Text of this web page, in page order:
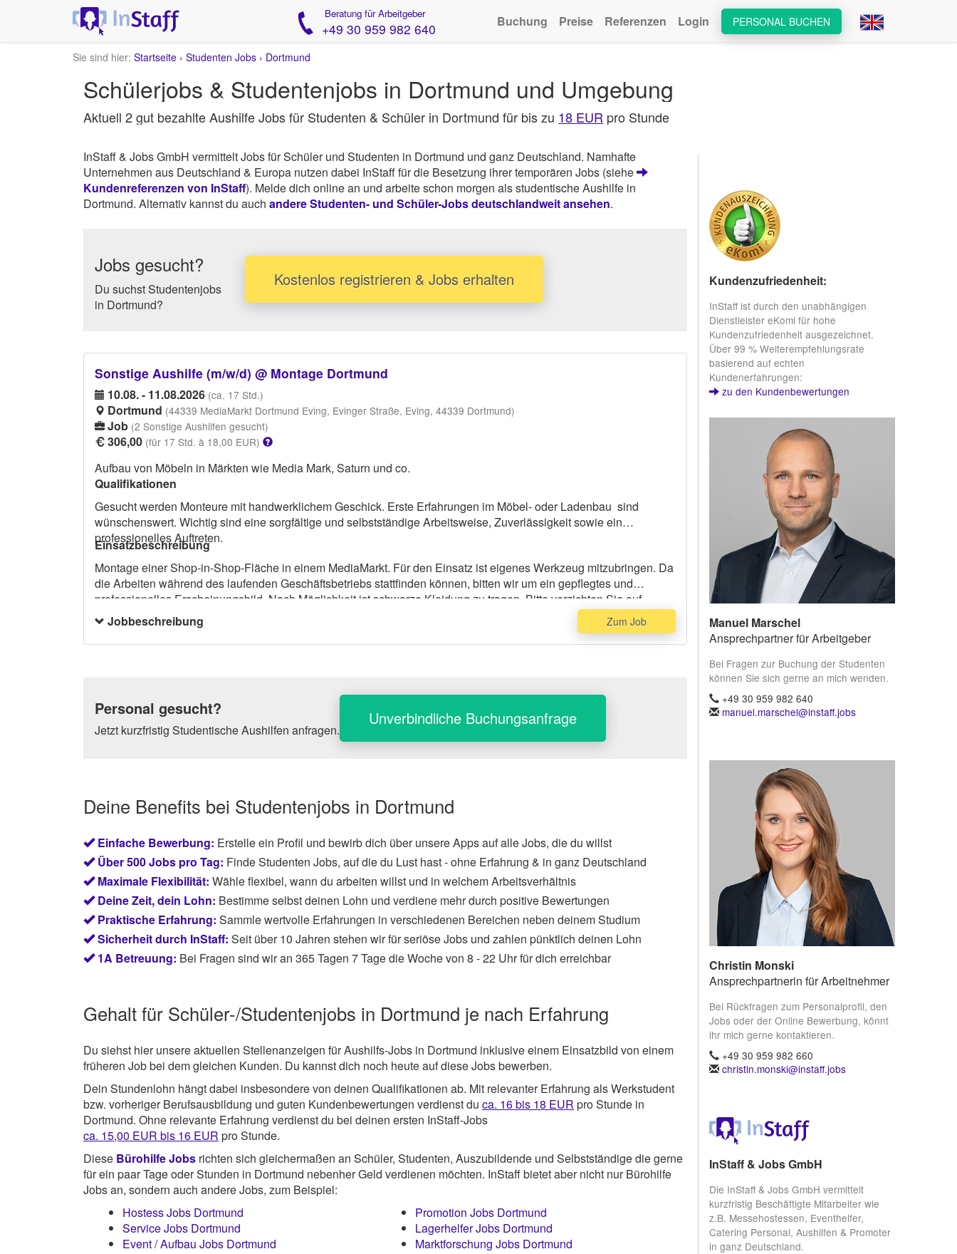
Beratung für Arbeitgeber
+49 30 959 982 640 PERSONAL BUCHEN
Buchung Preise Referenzen Login
Sie sind hier: Startseite › Studenten Jobs › Dortmund
Schülerjobs & Studentenjobs in Dortmund und Umgebung
Aktuell 2 gut bezahlte Aushilfe Jobs für Studenten & Schüler in Dortmund für bis zu 18 EUR pro Stunde
InStaff & Jobs GmbH vermittelt Jobs für Schüler und Studenten in Dortmund und ganz Deutschland. Namhafte
Unternehmen aus Deutschland & Europa nutzen dabei InStaff für die Besetzung ihrer temporären Jobs (siehe
Kundenreferenzen von InStaff). Melde dich online an und arbeite schon morgen als studentische Aushilfe in
Dortmund. Alternativ kannst du auch andere Studenten- und Schüler-Jobs deutschlandweit ansehen.
Jobs gesucht?
Du suchst Studentenjobs
in Dortmund?
Kostenlos registrieren & Jobs erhalten
Sonstige Aushilfe (m/w/d) @ Montage Dortmund
10.08. - 11.08.2026 (ca. 17 Std.)
Dortmund (44339 MediaMarkt Dortmund Eving, Evinger Straße, Eving, 44339 Dortmund)
Job (2 Sonstige Aushilfen gesucht)
306,00 (für 17 Std. à 18,00 EUR)
Aufbau von Möbeln in Märkten wie Media Mark, Saturn und co.
Qualifikationen
Gesucht werden Monteure mit handwerklichem Geschick. Erste Erfahrungen im Möbel- oder Ladenbau sind
wünschenswert. Wichtig sind eine sorgfältige und selbstständige Arbeitsweise, Zuverlässigkeit sowie ein
professionelles Auftreten.
Einsatzbeschreibung
Montage einer Shop-in-Shop-Fläche in einem MediaMarkt. Für den Einsatz ist eigenes Werkzeug mitzubringen. Da
die Arbeiten während des laufenden Geschäftsbetriebs stattfinden können, bitten wir um ein gepflegtes und
professionelles Erscheinungsbild. Nach Möglichkeit ist schwarze Kleidung zu tragen. Bitte verzichten Sie auf
auffällige oder große Markenlogos auf der Kleidung. Sicherheitsschuhe sind, sofern vorhanden, ebenfalls
mitzubringen.
Jobbeschreibung Zum Job
Personal gesucht?
Jetzt kurzfristig Studentische Aushilfen anfragen.
Unverbindliche Buchungsanfrage
Deine Benefits bei Studentenjobs in Dortmund
Einfache Bewerbung: Erstelle ein Profil und bewirb dich über unsere Apps auf alle Jobs, die du willst
Über 500 Jobs pro Tag: Finde Studenten Jobs, auf die du Lust hast - ohne Erfahrung & in ganz Deutschland
Maximale Flexibilität: Wähle flexibel, wann du arbeiten willst und in welchem Arbeitsverhältnis
Deine Zeit, dein Lohn: Bestimme selbst deinen Lohn und verdiene mehr durch positive Bewertungen
Praktische Erfahrung: Sammle wertvolle Erfahrungen in verschiedenen Bereichen neben deinem Studium
Sicherheit durch InStaff: Seit über 10 Jahren stehen wir für seriöse Jobs und zahlen pünktlich deinen Lohn
1A Betreuung: Bei Fragen sind wir an 365 Tagen 7 Tage die Woche von 8 - 22 Uhr für dich erreichbar
Gehalt für Schüler-/Studentenjobs in Dortmund je nach Erfahrung
Du siehst hier unsere aktuellen Stellenanzeigen für Aushilfs-Jobs in Dortmund inklusive einem Einsatzbild von einem
früheren Job bei dem gleichen Kunden. Du kannst dich noch heute auf diese Jobs bewerben.
Dein Stundenlohn hängt dabei insbesondere von deinen Qualifikationen ab. Mit relevanter Erfahrung als Werkstudent
bzw. vorheriger Berufsausbildung und guten Kundenbewertungen verdienst du ca. 16 bis 18 EUR pro Stunde in
Dortmund. Ohne relevante Erfahrung verdienst du bei deinen ersten InStaff-Jobs
ca. 15,00 EUR bis 16 EUR pro Stunde.
Diese Bürohilfe Jobs richten sich gleichermaßen an Schüler, Studenten, Auszubildende und Selbstständige die gerne
für ein paar Tage oder Stunden in Dortmund nebenher Geld verdienen möchten. InStaff bietet aber nicht nur Bürohilfe
Jobs an, sondern auch andere Jobs, zum Beispiel:
Hostess Jobs Dortmund
Service Jobs Dortmund
Event / Aufbau Jobs Dortmund
Promotion Jobs Dortmund
Lagerhelfer Jobs Dortmund
Marktforschung Jobs Dortmund
Kundenzufriedenheit:
InStaff ist durch den unabhängigen
Dienstleister eKomi für hohe
Kundenzufriedenheit ausgezeichnet.
Über 99 % Weiterempfehlungsrate
basierend auf echten
Kundenerfahrungen:
zu den Kundenbewertungen
Manuel Marschel
Ansprechpartner für Arbeitgeber
Bei Fragen zur Buchung der Studenten
können Sie sich gerne an mich wenden.
+49 30 959 982 640
manuel.marschel@instaff.jobs
Christin Monski
Ansprechpartnerin für Arbeitnehmer
Bei Rückfragen zum Personalprofil, den
Jobs oder der Online Bewerbung, könnt
ihr mich gerne kontaktieren.
+49 30 959 982 660
christin.monski@instaff.jobs
InStaff & Jobs GmbH
Die InStaff & Jobs GmbH vermittelt
kurzfristig Beschäftigte Mitarbeiter wie
z.B. Messehostessen, Eventhelfer,
Catering Personal, Aushilfen & Promoter
in ganz Deutschland.